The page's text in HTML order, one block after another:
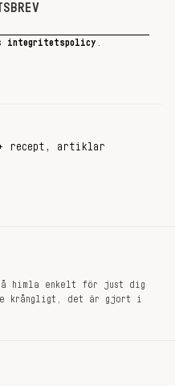
integritetspolicy
recept, artiklar
så himla enkelt för just dig
krångligt, det är gjort i